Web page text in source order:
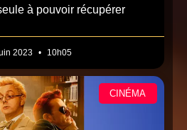
à pouvoir récupérer
2023 10h05
CINÉMA